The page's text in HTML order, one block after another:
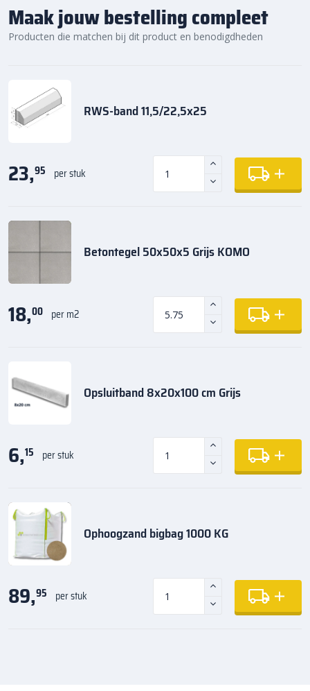
Maak jouw bestelling compleet
Producten die matchen bij dit product en benodigdheden
RWS-band 11,5/22,5x25
23,95 per stuk
Betontegel 50x50x5 Grijs KOMO
18,00 per m2
Opsluitband 8x20x100 cm Grijs
6,15 per stuk
Ophoogzand bigbag 1000 KG
89,95 per stuk